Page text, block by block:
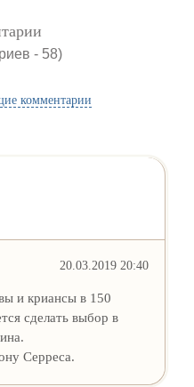
- 58)
комментарии
20.03.2019 20:40
и криансы в 150
сделать выбор в
Серреса.